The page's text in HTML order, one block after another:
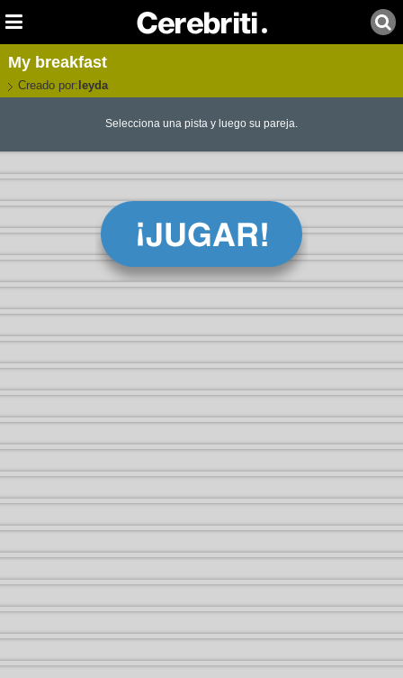
My breakfast
Creado por: leyda
Selecciona una pista y luego su pareja.